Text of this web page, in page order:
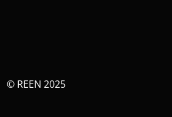
© REEN 2025